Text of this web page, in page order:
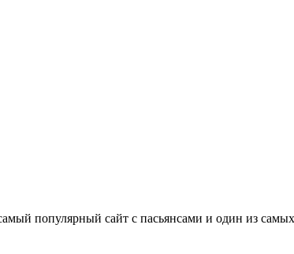
популярный сайт с пасьянсами и один из